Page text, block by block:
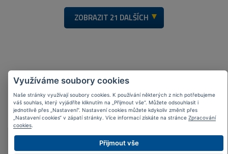
ZOBRAZIT 21 DALŠÍCH
Nejoblíbenějšíznačky
Využíváme soubory cookies
Naše stránky využívají soubory cookies. K používání některých z nich potřebujeme
váš souhlas, který vyjádříte kliknutím na „Přijmout vše“. Můžete odsouhlasit i
jednotlivě přes „Nastavení“. Nastavení cookies můžete kdykoliv změnit přes
„Nastavení cookies“ v zápatí stránky. Více informací získáte na stránce Zpracování
cookies.
Přijmout vše